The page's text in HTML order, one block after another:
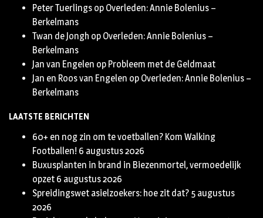
Peter Tuerlings op Overleden: Annie Bolenius –
Berkelmans
Twan de Jongh op Overleden: Annie Bolenius –
Berkelmans
Jan van Engelen op Probleem met de Geldmaat
Jan en Roos van Engelen op Overleden: Annie Bolenius –
Berkelmans
LAATSTE BERICHTEN
60+ en nog zin om te voetballen? Kom Walking
Footballen! 6 augustus 2026
Buxusplanten in brand in Biezenmortel, vermoedelijk
opzet 6 augustus 2026
Spreidingswet asielzoekers: hoe zit dat? 5 augustus
2026